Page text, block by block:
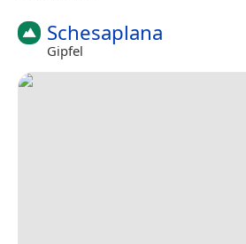
Schesaplana
Gipfel